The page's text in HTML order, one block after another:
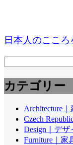
日本人のここ
カテゴリー
Architecture
Czech
Design｜デザ
Furniture｜家